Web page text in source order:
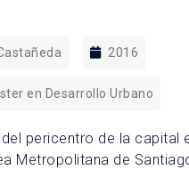
2016
en Desarrollo Urbano
pericentro de la capital
Metropolitana de